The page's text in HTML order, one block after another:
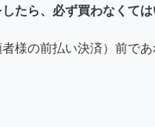
たら、必ず買わなくて
様の前払い決済）前であ